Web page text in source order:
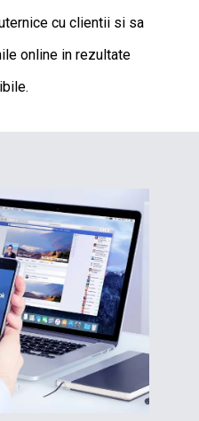
cu clientii si sa
online in rezultate